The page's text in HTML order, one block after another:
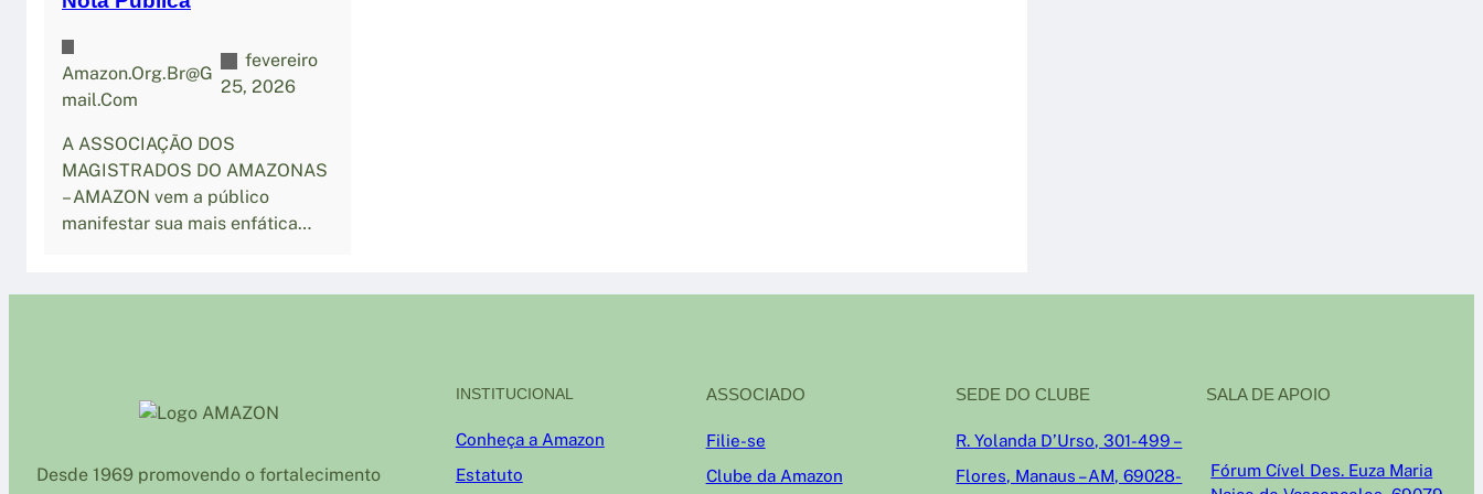
Amazon.org.br@g
Mail.com
fevereiro
25, 2026
A ASSOCIAÇÃO DOS
MAGISTRADOS DO AMAZONAS
– AMAZON vem a público
manifestar sua mais enfática…
Desde 1969 promovendo o fortalecimento
INSTITUCIONAL
Conheça a Amazon
Estatuto
ASSOCIADO
Filie-se
Clube da Amazon
SEDE DO CLUBE
R. Yolanda D’Urso, 301-499 –
Flores, Manaus – AM, 69028-
SALA DE APOIO
Fórum Cível Des. Euza Maria